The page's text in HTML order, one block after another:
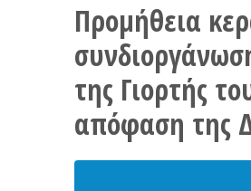
Προμήθεια
της Γιορτής
απόφαση της